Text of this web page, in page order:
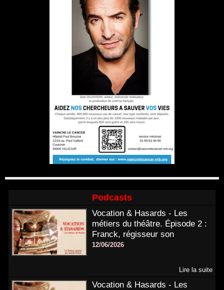
Podcasts
Vocation & Hasards - Les
métiers du théâtre. Épisode 2 :
Franck, régisseur son
12/06/2026
Lire la suite
Vocation & Hasards - Les